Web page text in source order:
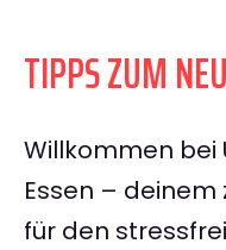
TIPPS ZUM
Willkommen bei
Essen –
für den